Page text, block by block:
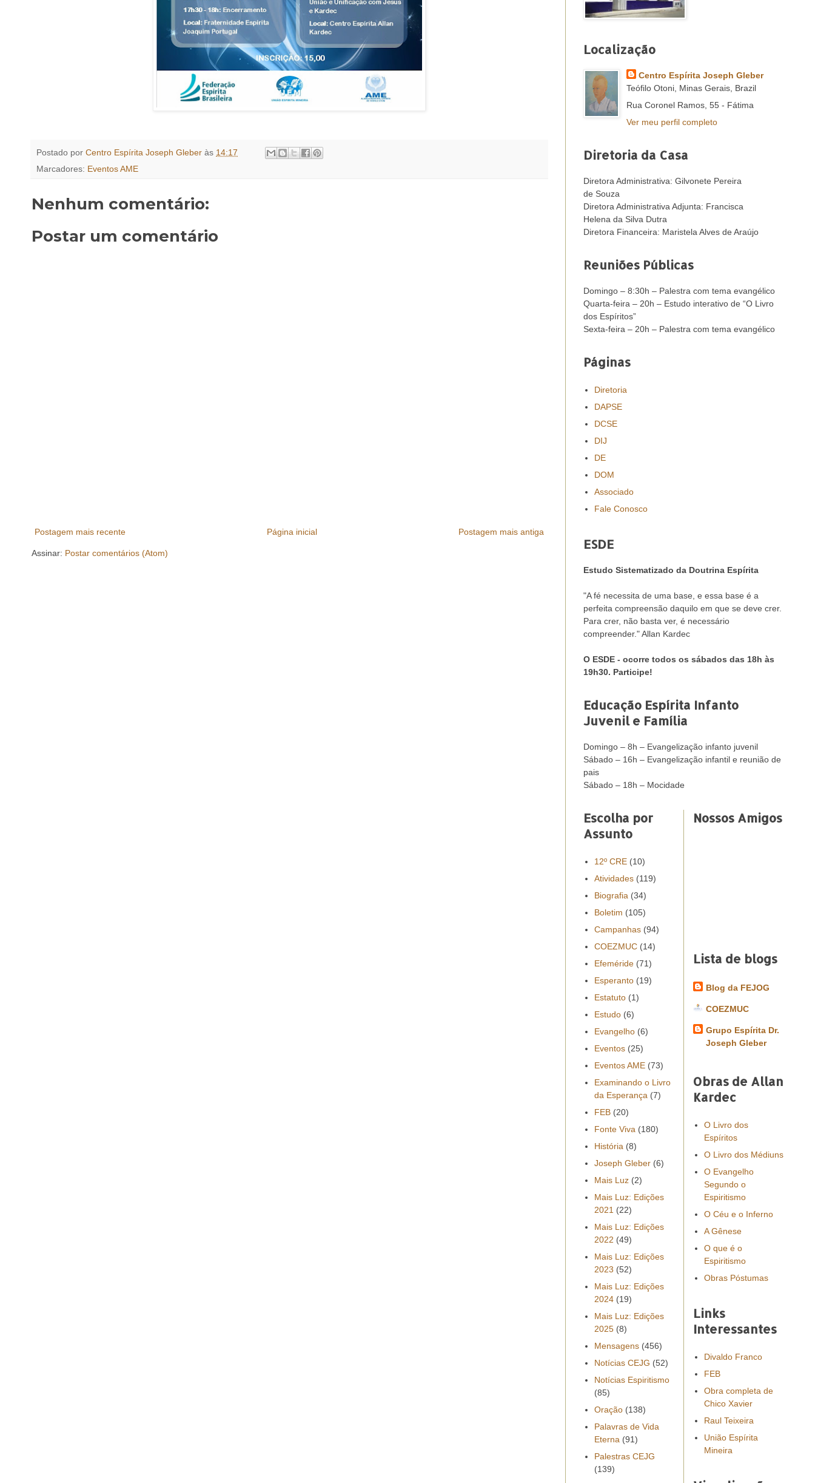
Postado por Centro Espírita Joseph Gleber às 14:17
Marcadores: Eventos AME
Nenhum comentário:
Postar um comentário
Postagem mais recente Postagem mais antiga
Página inicial
Assinar: Postar comentários (Atom)
Localização
Centro Espírita Joseph Gleber
Teófilo Otoni, Minas Gerais, Brazil
Rua Coronel Ramos, 55 - Fátima
Ver meu perfil completo
Diretoria da Casa
Diretora Administrativa: Gilvonete Pereira
de Souza
Diretora Administrativa Adjunta: Francisca
Helena da Silva Dutra
Diretora Financeira: Maristela Alves de Araújo
Reuniões Públicas
Domingo – 8:30h – Palestra com tema evangélico
Quarta-feira – 20h – Estudo interativo de “O Livro
dos Espíritos”
Sexta-feira – 20h – Palestra com tema evangélico
Páginas
Diretoria
DAPSE
DCSE
DIJ
DE
DOM
Associado
Fale Conosco
ESDE
Estudo Sistematizado da Doutrina Espírita
"A fé necessita de uma base, e essa base é a
perfeita compreensão daquilo em que se deve crer.
Para crer, não basta ver, é necessário
compreender." Allan Kardec
O ESDE - ocorre todos os sábados das 18h às
19h30. Participe!
Educação Espírita Infanto
Juvenil e Família
Domingo – 8h – Evangelização infanto juvenil
Sábado – 16h – Evangelização infantil e reunião de
pais
Sábado – 18h – Mocidade
Escolha por
Assunto
12º CRE (10)
Atividades (119)
Biografia (34)
Boletim (105)
Campanhas (94)
COEZMUC (14)
Efeméride (71)
Esperanto (19)
Estatuto (1)
Estudo (6)
Evangelho (6)
Eventos (25)
Eventos AME (73)
Examinando o Livro
da Esperança (7)
FEB (20)
Fonte Viva (180)
História (8)
Joseph Gleber (6)
Mais Luz (2)
Mais Luz: Edições
2021 (22)
Mais Luz: Edições
2022 (49)
Mais Luz: Edições
2023 (52)
Mais Luz: Edições
2024 (19)
Mais Luz: Edições
2025 (8)
Mensagens (456)
Notícias CEJG (52)
Notícias Espiritismo
(85)
Oração (138)
Palavras de Vida
Eterna (91)
Palestras CEJG
(139)
Nossos Amigos
Lista de blogs
Blog da FEJOG
COEZMUC
Grupo Espírita Dr.
Joseph Gleber
Obras de Allan
Kardec
O Livro dos
Espíritos
O Livro dos Médiuns
O Evangelho
Segundo o
Espiritismo
O Céu e o Inferno
A Gênese
O que é o
Espiritismo
Obras Póstumas
Links
Interessantes
Divaldo Franco
FEB
Obra completa de
Chico Xavier
Raul Teixeira
União Espírita
Mineira